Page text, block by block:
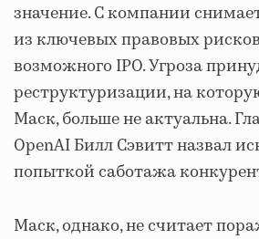
значение. С компании
из ключевых правовых
возможного IPO. Угроза
реструктуризации, на
Маск, больше не актуальна.
OpenAI Билл Сэвитт назвал
попыткой саботажа
Маск, однако, не считает